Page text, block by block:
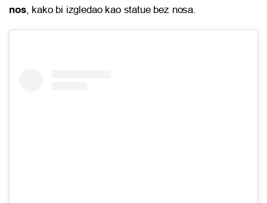
nos, kako bi izgledao kao statue bez nosa.